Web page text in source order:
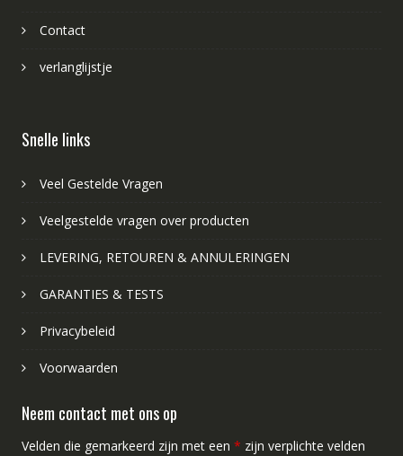
Contact
verlanglijstje
Snelle links
Veel Gestelde Vragen
Veelgestelde vragen over producten
LEVERING, RETOUREN & ANNULERINGEN
GARANTIES & TESTS
Privacybeleid
Voorwaarden
Neem contact met ons op
Velden die gemarkeerd zijn met een * zijn verplichte velden